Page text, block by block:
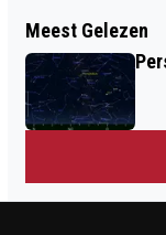
EEN
Meest Gelezen